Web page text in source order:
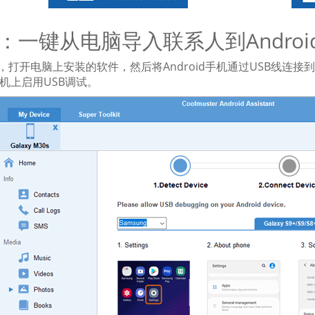
一键从电脑导入联系人到
打开电脑上安装的软件，然后将Android手机通过USB线连接
上启用USB调试。